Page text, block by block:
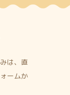
は、直
ームか